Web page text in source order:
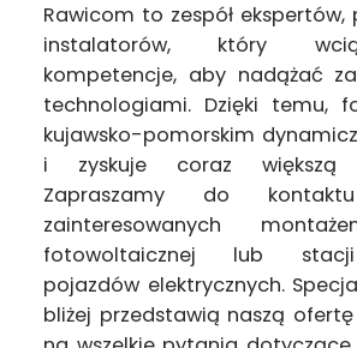
Rawicom to zespół
instalatorów, który
kompetencje, aby nadążać
technologiami. Dzięki temu,
kujawsko-pomorskim
i zyskuje coraz większą
Zapraszamy do
zainteresowanych
fotowoltaicznej lub stacji
pojazdów elektrycznych.
bliżej przedstawią naszą